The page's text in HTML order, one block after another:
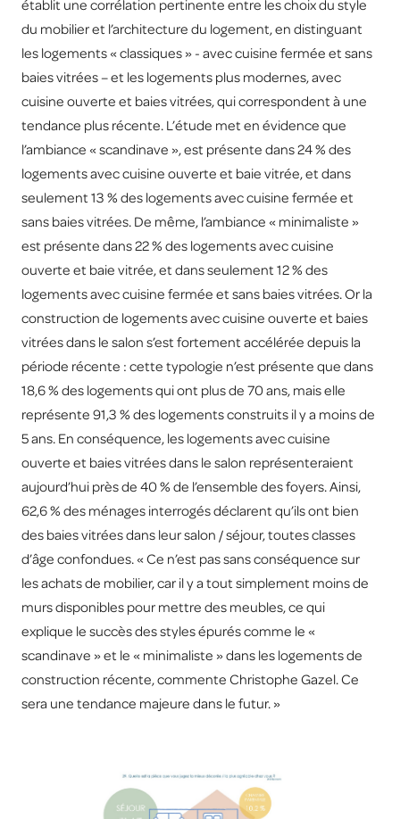
établit une corrélation pertinente entre les choix du style
du mobilier et l’architecture du logement, en distinguant
les logements « classiques » - avec cuisine fermée et sans
baies vitrées – et les logements plus modernes, avec
cuisine ouverte et baies vitrées, qui correspondent à une
tendance plus récente. L’étude met en évidence que
l’ambiance « scandinave », est présente dans 24 % des
logements avec cuisine ouverte et baie vitrée, et dans
seulement 13 % des logements avec cuisine fermée et
sans baies vitrées. De même, l’ambiance « minimaliste »
est présente dans 22 % des logements avec cuisine
ouverte et baie vitrée, et dans seulement 12 % des
logements avec cuisine fermée et sans baies vitrées. Or la
construction de logements avec cuisine ouverte et baies
vitrées dans le salon s’est fortement accélérée depuis la
période récente : cette typologie n’est présente que dans
18,6 % des logements qui ont plus de 70 ans, mais elle
représente 91,3 % des logements construits il y a moins de
5 ans. En conséquence, les logements avec cuisine
ouverte et baies vitrées dans le salon représenteraient
aujourd’hui près de 40 % de l’ensemble des foyers. Ainsi,
62,6 % des ménages interrogés déclarent qu’ils ont bien
des baies vitrées dans leur salon / séjour, toutes classes
d’âge confondues. « Ce n’est pas sans conséquence sur
les achats de mobilier, car il y a tout simplement moins de
murs disponibles pour mettre des meubles, ce qui
explique le succès des styles épurés comme le «
scandinave » et le « minimaliste » dans les logements de
construction récente, commente Christophe Gazel. Ce
sera une tendance majeure dans le futur. »